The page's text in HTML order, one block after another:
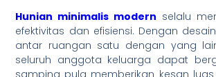
Hunian minimalis modern selalu
efektivitas dan efisiensi. Dengan
antar ruangan satu dengan yang
seluruh anggota keluarga dapat
samping pula memberikan kesan